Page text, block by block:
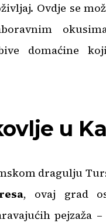
Ovdje se
domaćine
u
dragulju
, ovaj grad
pejzaža –